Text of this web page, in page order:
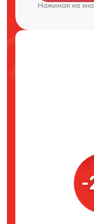
Нажимая на
-